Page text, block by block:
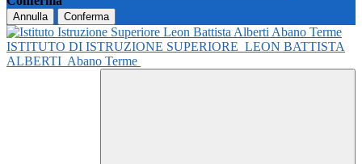
Annulla Conferma
ISTITUTO DI ISTRUZIONE SUPERIORE LEON BATTISTA
ALBERTI Abano Terme